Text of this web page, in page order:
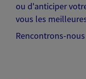
ou d'anticiper
vous les
Rencontrons-